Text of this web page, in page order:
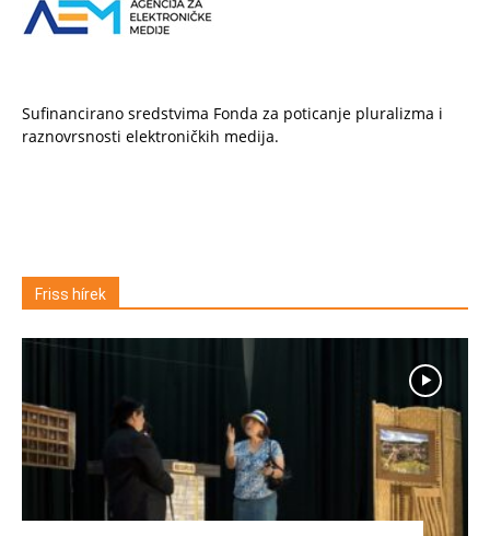
Sufinancirano sredstvima Fonda za poticanje pluralizma i
raznovrsnosti elektroničkih medija.
Friss hírek